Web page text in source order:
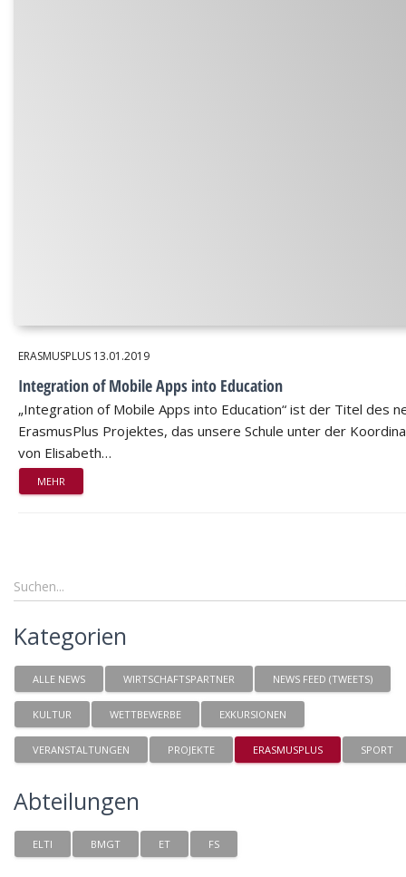
ERASMUSPLUS 13.01.2019
Integration of Mobile Apps into Education
„Integration of Mobile Apps into Education“ ist der Titel des
ErasmusPlus Projektes, das unsere Schule unter der
von Elisabeth…
MEHR
Kategorien
ALLE NEWS WIRTSCHAFTSPARTNER NEWS FEED (TWEETS)
KULTUR WETTBEWERBE EXKURSIONEN
VERANSTALTUNGEN PROJEKTE ERASMUSPLUS SPORT
Abteilungen
ELTI BMGT ET FS